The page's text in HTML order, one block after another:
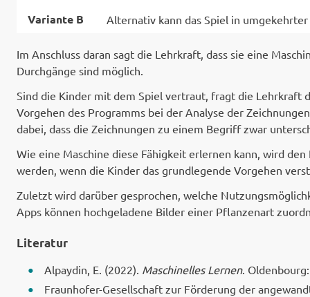
Variante B Alternativ kann das Spiel in
Im Anschluss daran sagt die Lehrkraft, dass sie eine
Durchgänge sind möglich.
Sind die Kinder mit dem Spiel vertraut, fragt die Lehrkraft
Vorgehen des Programms bei der Analyse der
dabei, dass die Zeichnungen zu einem Begriff zwar
Wie eine Maschine diese Fähigkeit erlernen kann, wird
werden, wenn die Kinder das grundlegende Vorgehen
Zuletzt wird darüber gesprochen, welche
Apps können hochgeladene Bilder einer Pflanzenart
Literatur
Alpaydin, E. (2022). Maschinelles Lernen.
Fraunhofer-Gesellschaft zur Förderung der